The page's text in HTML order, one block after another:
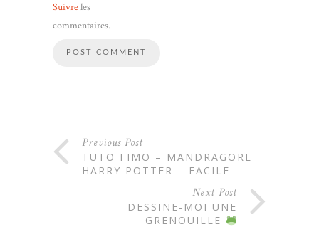
Suivreles
commentaires.
Previous Post
TUTO FIMO – MANDRAGORE
HARRY POTTER – FACILE
Next Post
DESSINE-MOI UNE
GRENOUILLE